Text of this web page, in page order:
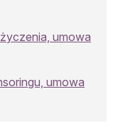
umowa
umowa